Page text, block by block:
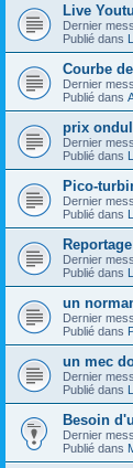
Live
Dernier
Publié dans
Courbe
Dernier
Publié dans
prix
Dernier
Publié dans
Pico-
Dernier
Publié dans
Dernier
Publié dans
un
Dernier
Publié dans
un mec
Dernier
Publié dans
Besoin
Dernier
Publié dans